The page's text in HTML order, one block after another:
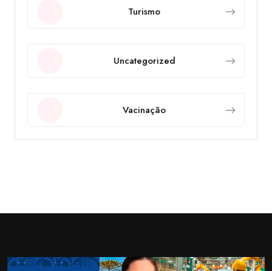
Turismo
Uncategorized
Vacinação